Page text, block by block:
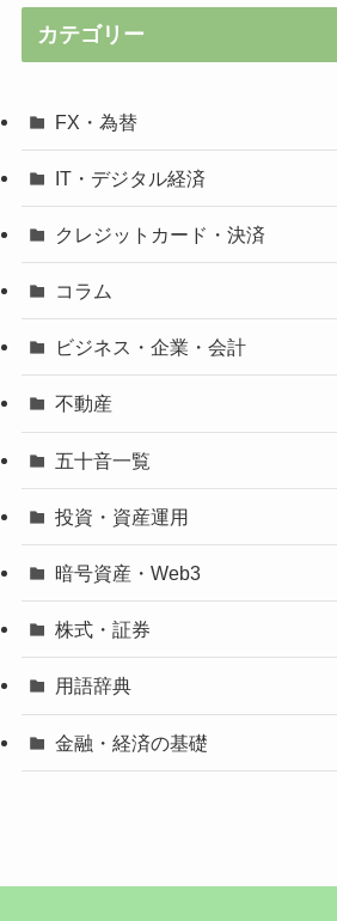
カテゴリー
FX・為替
IT・デジタル経済
クレジットカード・決済
コラム
ビジネス・企業・会計
不動産
五十音一覧
投資・資産運用
暗号資産・Web3
株式・証券
用語辞典
金融・経済の基礎